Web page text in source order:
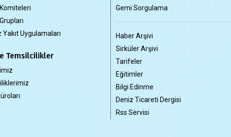
Yakıt Uygulamaları
Temsilcilikler
Gemi Sorgulama
Haber Arşivi
Sirküler Arşivi
Tarifeler
Eğitimler
Bilgi Edinme
Deniz Ticareti Dergisi
Rss Servisi